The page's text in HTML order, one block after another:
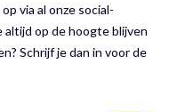
via al onze social-
altijd op de hoogte blijven
Schrijf je dan in voor de